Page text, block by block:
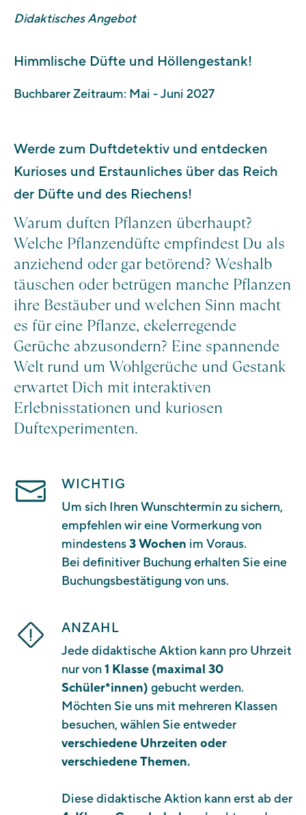
Didaktisches Angebot
Himmlische Düfte und Höllengestank!
Buchbarer Zeitraum: Mai - Juni 2027
Werde zum Duftdetektiv und entdecken
Kurioses und Erstaunliches über das Reich
der Düfte und des Riechens!
Warum duften Pflanzen überhaupt?
Welche Pflanzendüfte empfindest Du als
anziehend oder gar betörend? Weshalb
täuschen oder betrügen manche Pflanzen
ihre Bestäuber und welchen Sinn macht
es für eine Pflanze, ekelerregende
Gerüche abzusondern? Eine spannende
Welt rund um Wohlgerüche und Gestank
erwartet Dich mit interaktiven
Erlebnisstationen und kuriosen
Duftexperimenten.
WICHTIG
Um sich Ihren Wunschtermin zu sichern,
empfehlen wir eine Vormerkung von
mindestens3 Wochen im Voraus.
Bei definitiver Buchung erhalten Sie eine
Buchungsbestätigung von uns.
ANZAHL
Jede didaktische Aktion kann pro Uhrzeit
nur von1 Klasse (maximal 30
Schüler*innen) gebucht werden.
Möchten Sie uns mit mehreren Klassen
besuchen, wählen Sie entweder
verschiedene Uhrzeiten oder
verschiedene Themen.
Diese didaktische Aktion kann erst ab der
elektronische Rechnung und PagoPA).